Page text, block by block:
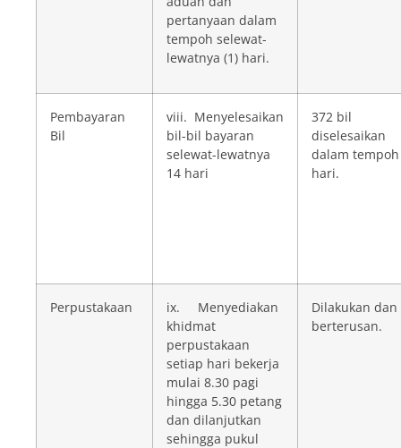
pertanyaan dalam
tempoh selewat-
lewatnya (1) hari.
Pembayaran
Bil
viii. Menyelesaikan
bil-bil bayaran
selewat-lewatnya
14 hari
372 bil
diselesaikan
dalam
hari.
Perpustakaan
ix. Menyediakan
khidmat
perpustakaan
setiap hari bekerja
mulai 8.30 pagi
hingga 5.30 petang
dan dilanjutkan
sehingga pukul
Dilakukan dan
berterusan.